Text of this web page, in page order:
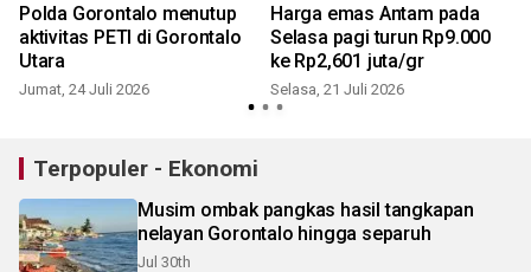
Polda Gorontalo menutup
aktivitas PETI di Gorontalo
Utara
Jumat, 24 Juli 2026
Harga emas Antam pada
Selasa pagi turun Rp9.000
ke Rp2,601 juta/gr
Selasa, 21 Juli 2026
Terpopuler - Ekonomi
Musim ombak pangkas hasil tangkapan
nelayan Gorontalo hingga separuh
Jul 30th